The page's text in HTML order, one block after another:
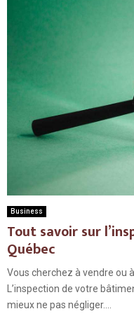
Business
Tout savoir sur
Québec
Vous cherchez à vendre ou
L’inspection de votre
mieux ne pas négliger....